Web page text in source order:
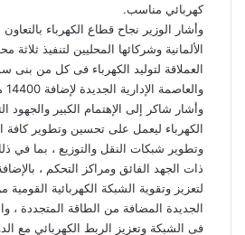
كهربائي مناسب.
وأشار الوزير نجاح قطاع الكهرباء
الألمانية وشركائها المحليين لتنفيذ
العملاقة لتوليد الكهرباء فى كل من بنى
والعاصمة الإدارية الجديدة لإضافة 14400 ميجاوات.
وأشار شاكر إلى الإهتمام الكبير والجهود
الكهرباء ليعمل على تحسين وتطوير
وتطوير شبكات النقل والتوزيع ، بما في
ذات الجهد الفائق ومراكز التحكم ،
لتعزيز وتقوية الشبكة الكهربائية
الجديدة المضافة من الطاقة المتجددة ،
فى الشبكة وتعزيز الربط الكهربائي مع